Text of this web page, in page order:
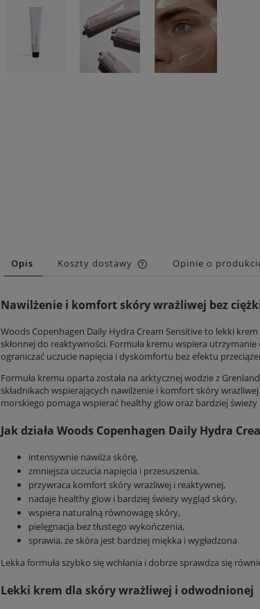
Opis Koszty dostawy
Cena nie zawiera
kosztów płatności
Opinie o
Nawilżenie i komfort skóry wrażliwej bez
Woods Copenhagen Daily Hydra Cream Sensitive to lekki
skłonnej do reaktywności. Formuła kremu wspiera
ograniczać uczucie napięcia i dyskomfortu bez efektu
Formuła kremu oparta została na arktycznej wodzie z
składnikach wspierających nawilżenie i komfort skóry
morskiego pomaga wspierać healthy glow oraz bardziej
Jak działa Woods Copenhagen Daily Hydra
intensywnie nawilża skórę,
zmniejsza uczucia napięcia i przesuszenia,
przywraca komfort skóry wrażliwej i reaktywnej,
nadaje healthy glow i bardziej świeży wygląd skóry,
wspiera naturalną równowagę skóry,
pielęgnacja bez tłustego wykończenia,
sprawia, że skóra jest bardziej miękka i wygładzona
Lekka formuła szybko się wchłania i dobrze sprawdza się
Lekki krem dla skóry wrażliwej i odwodnionej